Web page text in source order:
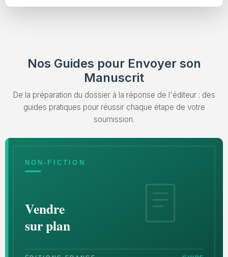
Nos Guides pour Envoyer son
Manuscrit
De la préparation du dossier à la réponse de l'éditeur : des
guides pratiques pour réussir chaque étape de votre
soumission.